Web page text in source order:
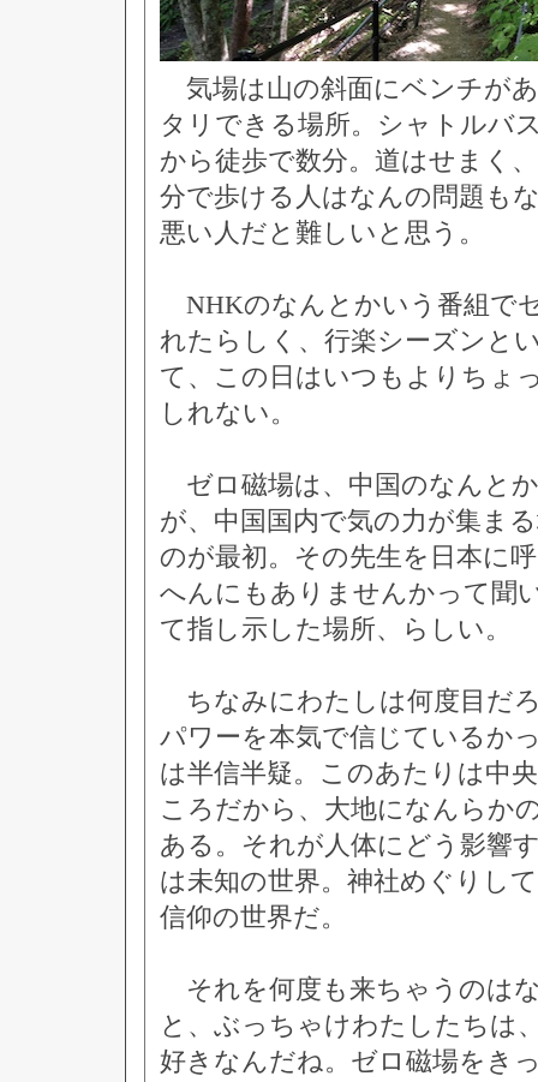
気場は山の斜面にベンチが
タリできる場所。シャトルバ
から徒歩で数分。道はせまく
分で歩ける人はなんの問題も
悪い人だと難しいと思う。
NHKのなんとかいう番組で
れたらしく、行楽シーズンと
て、この日はいつもよりちょ
しれない。
ゼロ磁場は、中国のなんと
が、中国国内で気の力が集ま
のが最初。その先生を日本に
へんにもありませんかって聞
て指し示した場所、らしい。
ちなみにわたしは何度目だ
パワーを本気で信じているか
は半信半疑。このあたりは中
ころだから、大地になんらか
ある。それが人体にどう影響
は未知の世界。神社めぐりし
信仰の世界だ。
それを何度も来ちゃうのは
と、ぶっちゃけわたしたちは
好きなんだね。ゼロ磁場をき